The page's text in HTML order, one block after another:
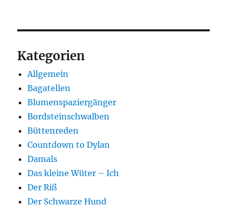
Kategorien
Allgemein
Bagatellen
Blumenspaziergänger
Bordsteinschwalben
Büttenreden
Countdown to Dylan
Damals
Das kleine Wüter – Ich
Der Riß
Der Schwarze Hund